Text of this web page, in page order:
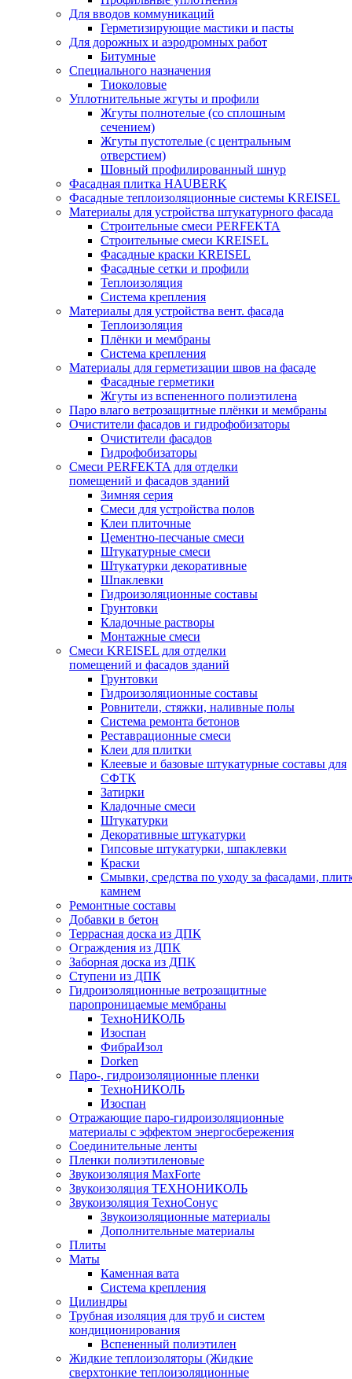
Для вводов коммуникаций
Герметизирующие мастики и пасты
Для дорожных и аэродромных работ
Битумные
Специального назначения
Тиоколовые
Уплотнительные жгуты и профили
Жгуты полнотелые (со сплошным
сечением)
Жгуты пустотелые (с центральным
отверстием)
Шовный профилированный шнур
Фасадная плитка HAUBERK
Фасадные теплоизоляционные системы KREISEL
Материалы для устройства штукатурного фасада
Строительные смеси PERFEKTA
Строительные смеси KREISEL
Фасадные краски KREISEL
Фасадные сетки и профили
Теплоизоляция
Система крепления
Материалы для устройства вент. фасада
Теплоизоляция
Плёнки и мембраны
Система крепления
Материалы для герметизации швов на фасаде
Фасадные герметики
Жгуты из вспененного полиэтилена
Паро влаго ветрозащитные плёнки и мембраны
Очистители фасадов и гидрофобизаторы
Очистители фасадов
Гидрофобизаторы
Смеси PERFEKTA для отделки
помещений и фасадов зданий
Зимняя серия
Смеси для устройства полов
Клеи плиточные
Цементно-песчаные смеси
Штукатурные смеси
Штукатурки декоративные
Шпаклевки
Гидроизоляционные составы
Грунтовки
Кладочные растворы
Монтажные смеси
Смеси KREISEL для отделки
помещений и фасадов зданий
Грунтовки
Гидроизоляционные составы
Ровнители, стяжки, наливные полы
Cистема ремонта бетонов
Реставрационные смеси
Клеи для плитки
Клеевые и базовые штукатурные составы для
СФТК
Затирки
Кладочные смеси
Штукатурки
Декоративные штукатурки
Гипсовые штукатурки, шпаклевки
Краски
Смывки, средства по уходу за фасадами,
камнем
Ремонтные составы
Добавки в бетон
Террасная доска из ДПК
Ограждения из ДПК
Заборная доска из ДПК
Ступени из ДПК
Гидроизоляционные ветрозащитные
паропроницаемые мембраны
ТехноНИКОЛЬ
Изоспан
ФибраИзол
Dorken
Паро-, гидроизоляционные пленки
ТехноНИКОЛЬ
Изоспан
Отражающие паро-гидроизоляционные
материалы с эффектом энергосбережения
Соединительные ленты
Пленки полиэтиленовые
Звукоизоляция MaxForte
Звукоизоляция ТЕХНОНИКОЛЬ
Звукоизоляция ТехноСонус
Звукоизоляционные материалы
Дополнительные материалы
Плиты
Маты
Каменная вата
Система крепления
Цилиндры
Трубная изоляция для труб и систем
кондиционирования
Вспененный полиэтилен
Жидкие теплоизоляторы (Жидкие
сверхтонкие теплоизоляционные